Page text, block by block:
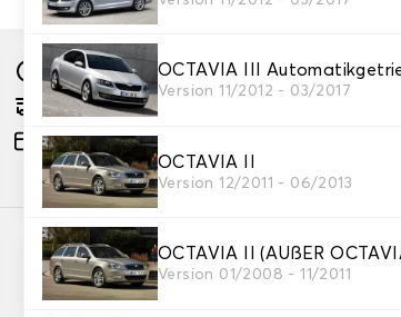
OCTAVIA III
Version 11/2012 - 03/2017
OCTAVIA II
Version 12/2011 - 06/2013
OCTAVIA II (AUßER
Version 01/2008 - 11/2011
Herstellung innerhalb von 10 Werktage
Geschätzter kostenloser Versand am
Zahlung in 3 Raten ohne Gebühren, ab